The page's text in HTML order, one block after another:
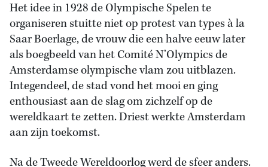
Het idee in 1928 de Olympische Spelen te
organiseren stuitte niet op protest van types à la
Saar Boerlage, de vrouw die een halve eeuw later
als boegbeeld van het Comité N’Olympics de
Amsterdamse olympische vlam zou uitblazen.
Integendeel, de stad vond het mooi en ging
enthousiast aan de slag om zichzelf op de
wereldkaart te zetten. Driest werkte Amsterdam
aan zijn toekomst.
Na de Tweede Wereldoorlog werd de sfeer anders.